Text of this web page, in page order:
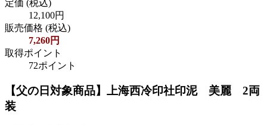
定価 (税込)
12,100円
販売価格 (税込)
7,260円
取得ポイント
72ポイント
【父の日対象商品】上海西冷印社印泥 美麗 2両
装